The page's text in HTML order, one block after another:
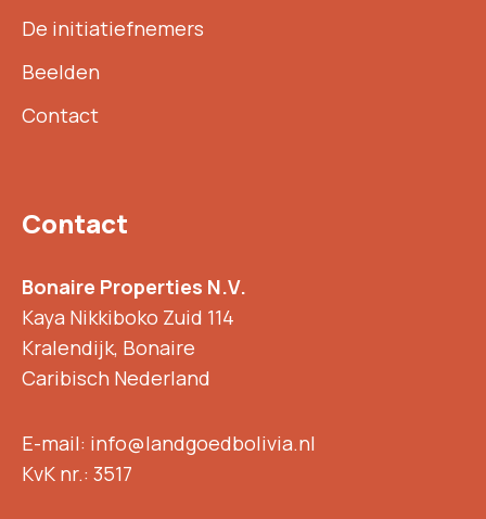
De initiatiefnemers
Beelden
Contact
Contact
Bonaire Properties N.V.
Kaya Nikkiboko Zuid 114
Kralendijk, Bonaire
Caribisch Nederland
E-mail: info@landgoedbolivia.nl
KvK nr.: 3517